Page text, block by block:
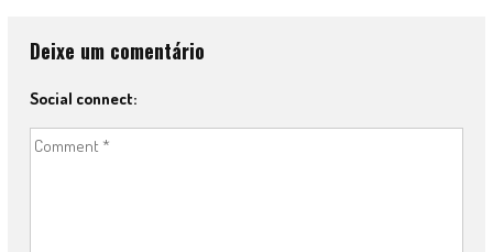
Deixe um comentário
Social connect: